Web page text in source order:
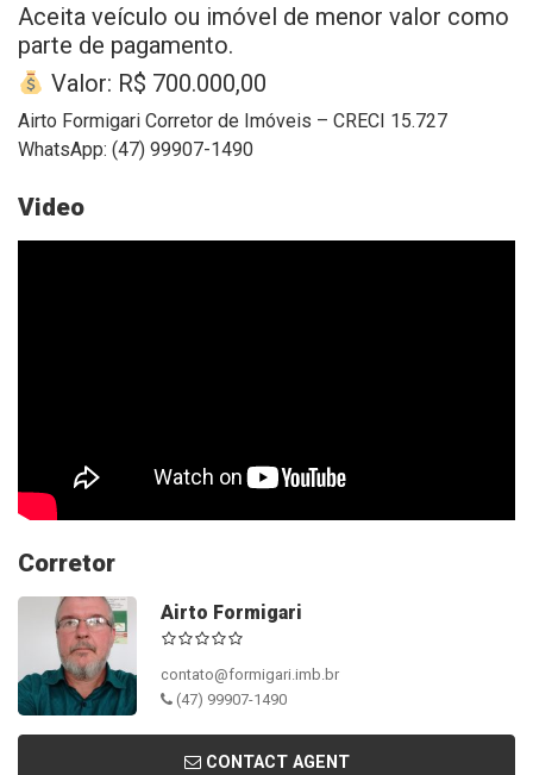
Aceita veículo ou imóvel de menor valor como
parte de pagamento.
Valor: R$ 700.000,00
Airto Formigari Corretor de Imóveis – CRECI 15.727
WhatsApp: (47) 99907-1490
Video
Corretor
Airto Formigari
contato@formigari.imb.br
(47) 99907-1490
CONTACT AGENT